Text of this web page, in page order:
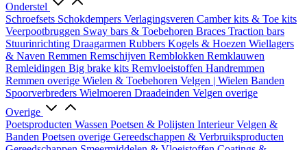
Onderstel
Schroefsets Schokdempers Verlagingsveren Camber kits & Toe kits
Veerpootbruggen Sway bars & Toebehoren Braces Traction bars
Stuurinrichting Draagarmen Rubbers Kogels & Hoezen Wiellagers
& Naven Remmen Remschijven Remblokken Remklauwen
Remleidingen Big brake kits Remvloeistoffen Handremmen
Remmen overige Wielen & Toebehoren Velgen | Wielen Banden
Spoorverbreders Wielmoeren Draadeinden Velgen overige
Overige
Poetsproducten Wassen Poetsen & Polijsten InterieurVelgen &
Banden Poetsen overige Gereedschappen & Verbruiksproducten